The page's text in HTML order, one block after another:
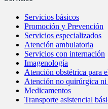
Servicios básicos
Promoción y Prevención
Servicios especializados
Atención ambulatoria
Servicios con internación
Imagenología
Atención obstétrica para
Atención no quirúrgica ni
Medicamentos
Transporte asistencial